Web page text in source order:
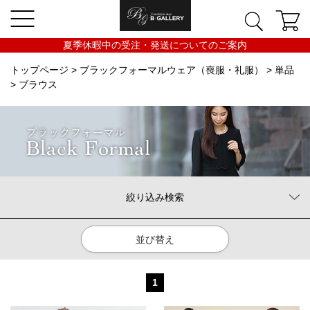
夏季休暇中の受注・発送についてのご案内
トップページ > ブラックフォーマルウェア（喪服・礼服） > 単品
> ブラウス
絞り込み検索
並び替え
1